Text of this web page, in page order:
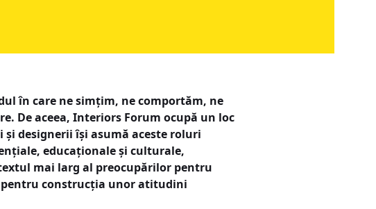
în care ne simțim, ne comportăm, ne
De aceea, Interiors Forum ocupă un loc
designerii își asumă aceste roluri
educaționale și culturale,
mai larg al preocupărilor pentru
construcția unor atitudini